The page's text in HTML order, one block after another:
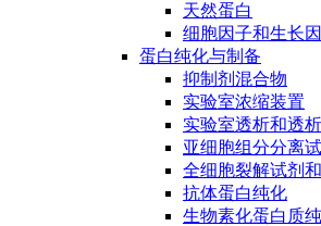
天然蛋白
细胞因子和生长
蛋白纯化与制备
抑制剂混合物
实验室浓缩装置
实验室透析和透
亚细胞组分分离
全细胞裂解试剂
抗体蛋白纯化
生物素化蛋白质